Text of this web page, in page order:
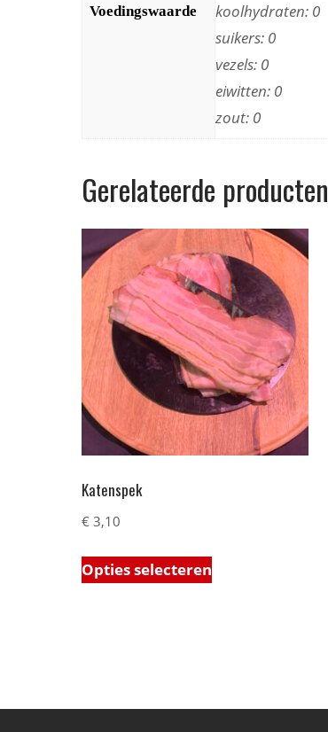
Voedingswaarde
koolhydraten: 0
suikers: 0
vezels: 0
eiwitten: 0
zout: 0
Gerelateerde producten
Katenspek
€ 3,10
Opties selecteren